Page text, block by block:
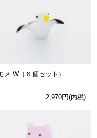
メ W（６個セット）
2,970円(内税)